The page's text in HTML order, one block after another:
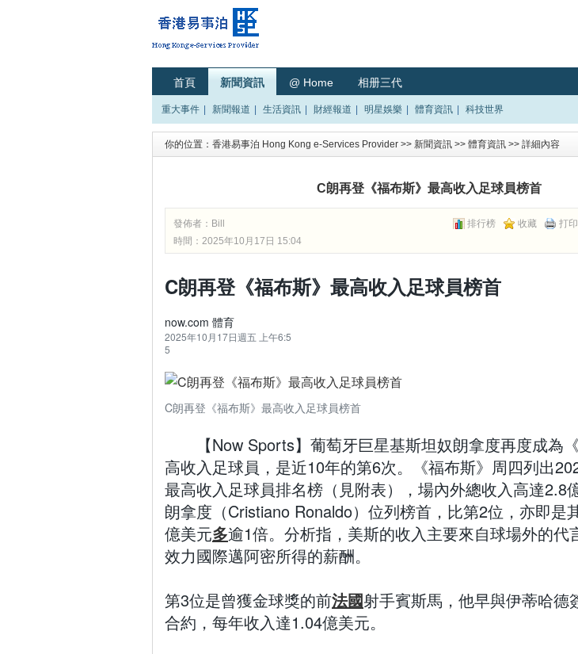
首頁 新聞資訊 @ Home 相册三代
重大事件 新聞報道 生活資訊 財經報道 明星娛樂 體育資訊 科技世界
你的位置： 香港易事泊 Hong Kong e-Services Provider >> 新聞資訊 >> 體育資訊 >> 詳細內容
C朗再登《福布斯》最高收入足球員榜首
排行榜 收藏 打印
發佈者： Bill
時間：2025年10月17日 15:04
C朗再登《福布斯》最高收入足球員榜首
now.com 體育
2025年10月17日週五 上午6:5
5
C朗再登《福布斯》最高收入足球員榜首
【Now Sports】葡萄牙巨星基斯坦奴朗拿度再度成為
高收入足球員，是近10年的第6次。《福布斯》周四列出
最高收入足球員排名榜（見附表），場內外總收入高達2.8
朗拿度（Cristiano Ronaldo）位列榜首，比第2位，亦即是
億美元多逾1倍。分析指，美斯的收入主要來自球場外的代
效力國際邁阿密所得的薪酬。
第3位是曾獲金球獎的前法國射手賓斯馬，他早與伊蒂哈德
合約，每年收入達1.04億美元。